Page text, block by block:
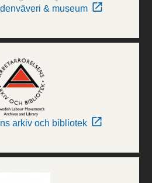
& museum
arkiv och bibliotek